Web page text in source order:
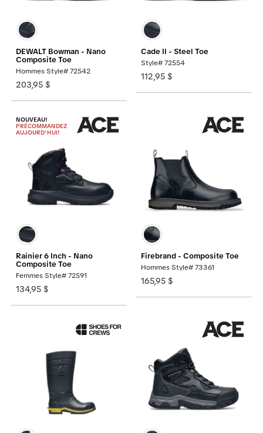
DEWALT Bowman - Nano
Composite Toe
Hommes Style# 72542
203,95 $
Cade II - Steel Toe
Style# 72554
112,95 $
NOUVEAU!
PRÉCOMMANDEZ
AUJOURD’HUI!
Rainier 6 Inch - Nano
Composite Toe
Femmes Style# 72591
134,95 $
Firebrand - Composite Toe
Hommes Style# 73361
165,95 $